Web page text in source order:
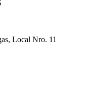
Local Nro. 11